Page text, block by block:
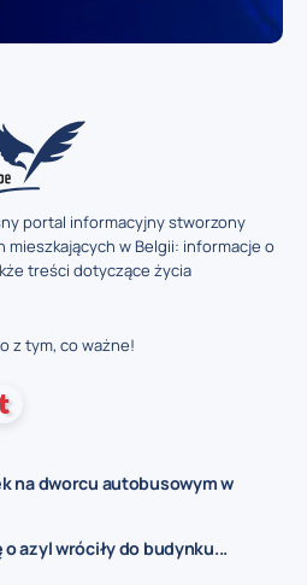
portal informacyjny stworzony
mieszkających w Belgii: informacje o
treści dotyczące życia
z tym, co ważne!
na dworcu autobusowym w
azyl wróciły do budynku...